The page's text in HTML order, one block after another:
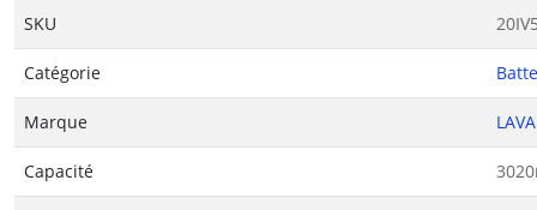
SKU
Catégorie
Marque LAVA
Capacité